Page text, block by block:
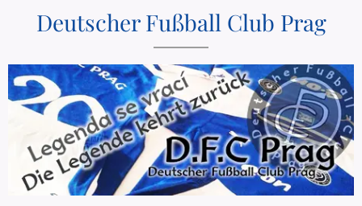
Deutscher Fußball Club Prag